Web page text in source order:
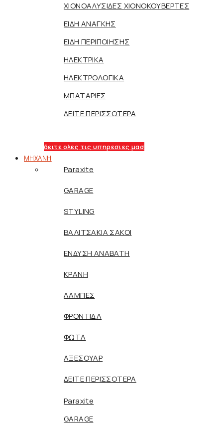
ΧΙΟΝΟΑΛΥΣΙΔΕΣ ΧΙΟΝΟΚΟΥΒΕΡΤΕΣ
ΕΙΔΗ ΑΝΑΓΚΗΣ
ΕΙΔΗ ΠΕΡΙΠΟΙΗΣΗΣ
ΗΛΕΚΤΡΙΚΑ
ΗΛΕΚΤΡΟΛΟΓΙΚΑ
ΜΠΑΤΑΡΙΕΣ
ΔΕΙΤΕ ΠΕΡΙΣΣΟΤΕΡΑ
δειτε ολες τις υπηρεσιες μασ
ΜΗΧΑΝΗ
Paraxite
GARAGE
STYLING
ΒΑΛΙΤΣΑΚΙΑ ΣΑΚΟΙ
ΕΝΔΥΣΗ ΑΝΑΒΑΤΗ
ΚΡΑΝΗ
ΛΑΜΠΕΣ
ΦΡΟΝΤΙΔΑ
ΦΩΤΑ
ΑΞΕΣΟΥΑΡ
ΔΕΙΤΕ ΠΕΡΙΣΣΟΤΕΡΑ
Paraxite
GARAGE